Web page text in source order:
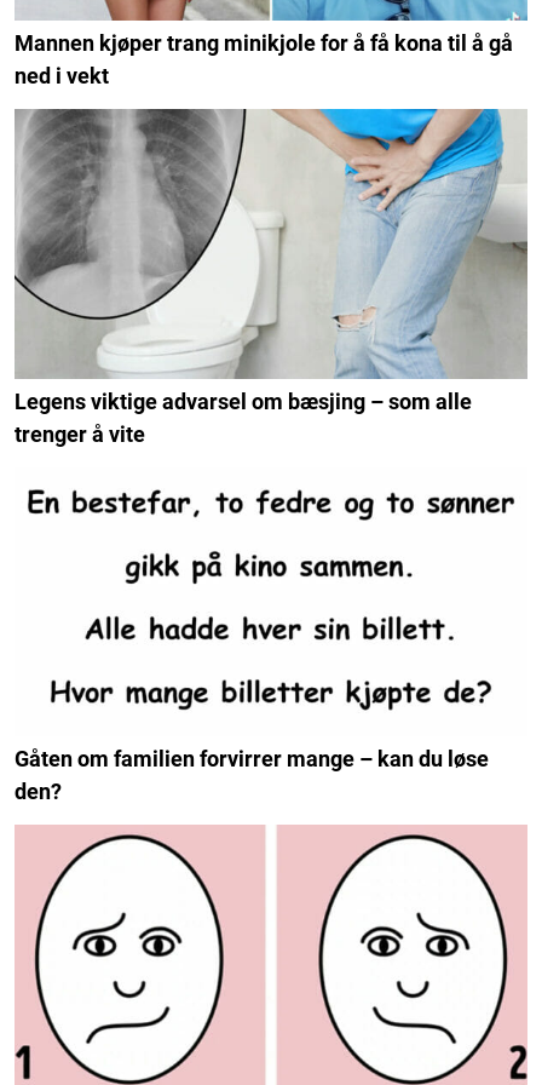
Mannen kjøper trang minikjole for å få kona til å gå
ned i vekt
Legens viktige advarsel om bæsjing – som alle
trenger å vite
Gåten om familien forvirrer mange – kan du løse
den?